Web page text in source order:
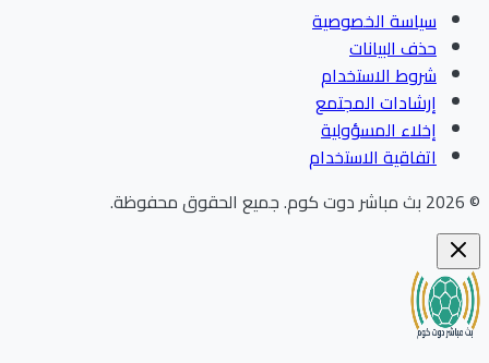
سياسة الخصوصية
حذف البيانات
شروط الاستخدام
إرشادات المجتمع
إخلاء المسؤولية
اتفاقية الاستخدام
بث مباشر دوت كوم.جميع الحقوق محفوظة.